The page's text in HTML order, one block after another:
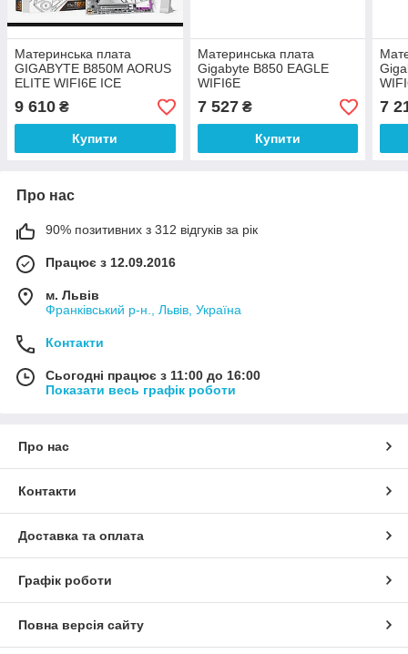
Материнська плата
GIGABYTE B850M AORUS
ELITE WIFI6E ICE
9 610 ₴
Купити
Материнська плата
Gigabyte B850 EAGLE
WIFI6E
7 527₴
Купити
7
Про нас
90% позитивних з 312 відгуків за рік
Працює з 12.09.2016
м. Львів
Франківський р-н., Львів, Україна
Контакти
Сьогодні працює з 11:00 до 16:00
Показати весь графік роботи
Про нас
Контакти
Доставка та оплата
Графік роботи
Повна версія сайту